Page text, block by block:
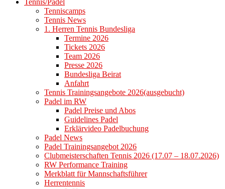
Tennis/Padel
Tenniscamps
Tennis News
1. Herren Tennis Bundesliga
Termine 2026
Tickets 2026
Team 2026
Presse 2026
Bundesliga Beirat
Anfahrt
Tennis Trainingsangebote 2026(ausgebucht)
Padel im RW
Padel Preise und Abos
Guidelines Padel
Erklärvideo Padelbuchung
Padel News
Padel Trainingsangebot 2026
Clubmeisterschaften Tennis 2026 (17.07 – 18.07.2026)
RW Performance Training
Merkblatt für Mannschaftsführer
Herrentennis